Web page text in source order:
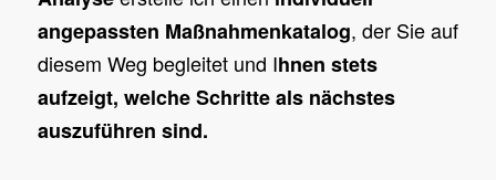
angepassten Maßnahmenkatalog, der Sie auf
diesem Weg begleitet und Ihnen stets
aufzeigt, welche Schritte als nächstes
auszuführen sind.